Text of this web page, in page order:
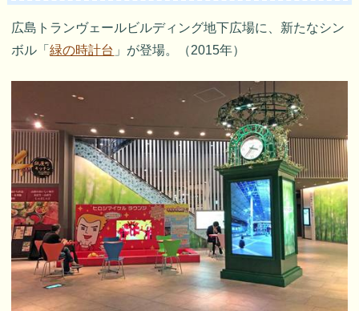
広島トランヴェールビルディング地下広場に、新たなシン
ボル「緑の時計台 」が登場。（2015年）